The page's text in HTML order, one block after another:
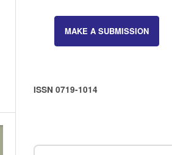
MAKE A SUBMISSION
ISSN 0719-1014